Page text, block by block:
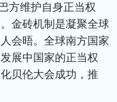
方维护自身正当权
金砖机制是凝聚全球
会晤。全球南方国家
展中国家的正当权
贝伦大会成功，推